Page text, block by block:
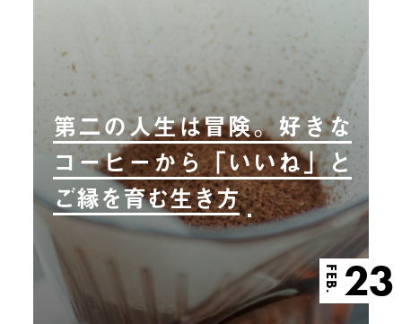
第二の人生は冒険。好きな
コーヒーから「いいね」と
ご縁を育む生き方
FEB. 23